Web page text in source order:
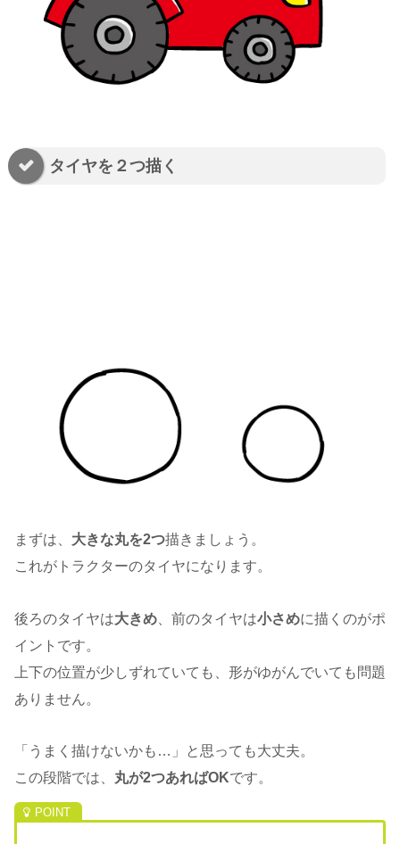
タイヤを２つ描く
まずは、 大きな丸を2つ描きましょう。
これがトラクターのタイヤになります。
後ろのタイヤは大きめ 、前のタイヤは小さめに描くのがポ
イントです。
上下の位置が少しずれていても、形がゆがんでいても問題
ありません。
「うまく描けないかも…」と思っても大丈夫。
この段階では、 丸が2つあればOKです。